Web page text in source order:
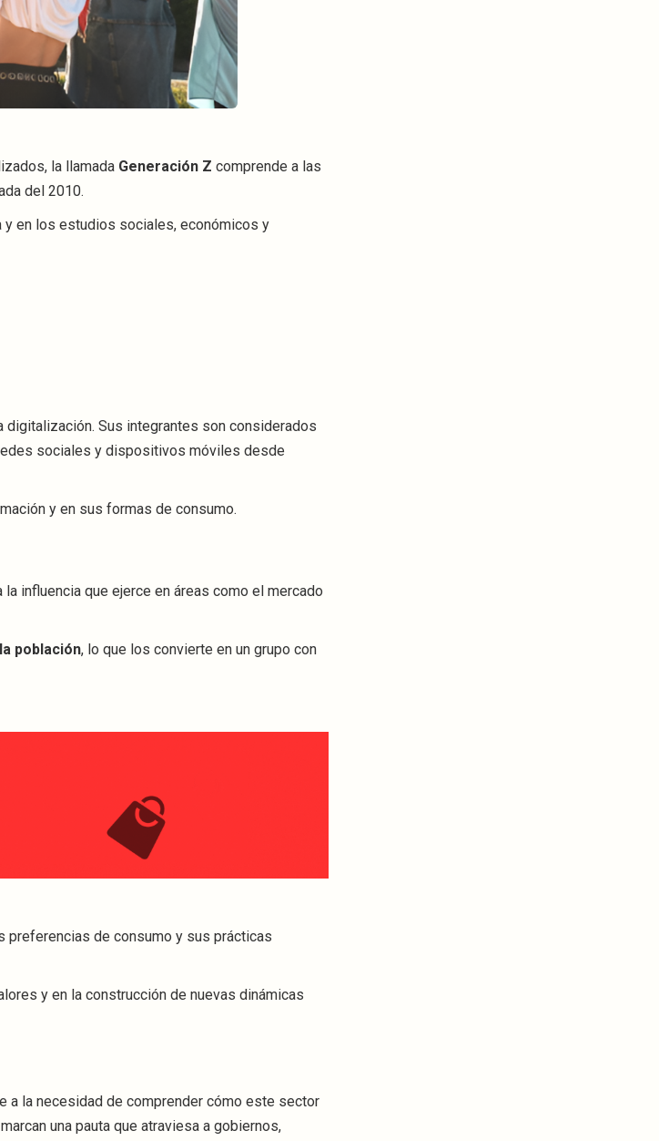
la llamada Generación Z comprende a las
del 2010.
y en los estudios sociales, económicos y
digitalización. Sus integrantes son considerados
sociales y dispositivos móviles desde
y en sus formas de consumo.
influencia que ejerce en áreas como el mercado
población, lo que los convierte en un grupo con
preferencias de consumo y sus prácticas
y en la construcción de nuevas dinámicas
a la necesidad de comprender cómo este sector
una pauta que atraviesa a gobiernos,